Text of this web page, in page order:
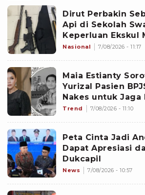
Dirut Perbakin
Api di Sekolah
Keperluan Ekskul
Nasional 7/08/2026 - 11:17
Maia Estianty
Yurizal Pasien
Nakes untuk Jaga
Trend 7/08/2026 - 11:10
Peta Cinta Jadi
Dapat Apresiasi
Dukcapil
News 7/08/2026 - 10:57